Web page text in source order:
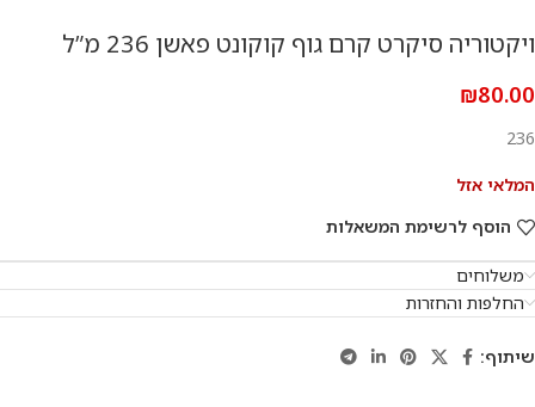
ויקטוריה סיקרט קרם גוף קוקונט פאשן 236 מ”ל
₪80.00
236
המלאי אזל
הוסף לרשימת המשאלות
משלוחים
החלפות והחזרות
שיתוף: